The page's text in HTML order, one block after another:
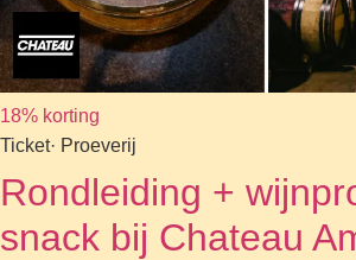
18% korting
Ticket· Proeverij
Rondleiding +
snack bij Chateau